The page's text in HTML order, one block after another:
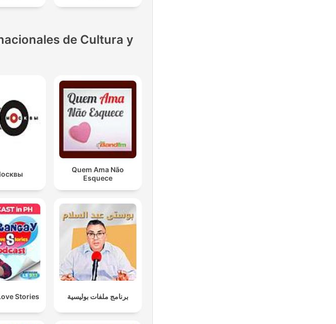
de Cultura y
Quem Ama Não
Esquece
Stories برنامج ملفات بوليسية